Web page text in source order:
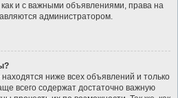
и с важными объявлениями, права на
администратором.
ниже всех объявлений и только
всего содержат достаточно важную